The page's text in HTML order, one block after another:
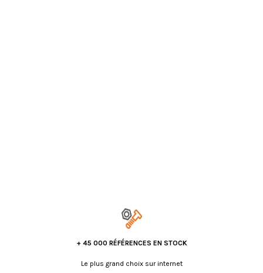
+ 45 000 RÉFÉRENCES EN STOCK
Le plus grand choix sur internet